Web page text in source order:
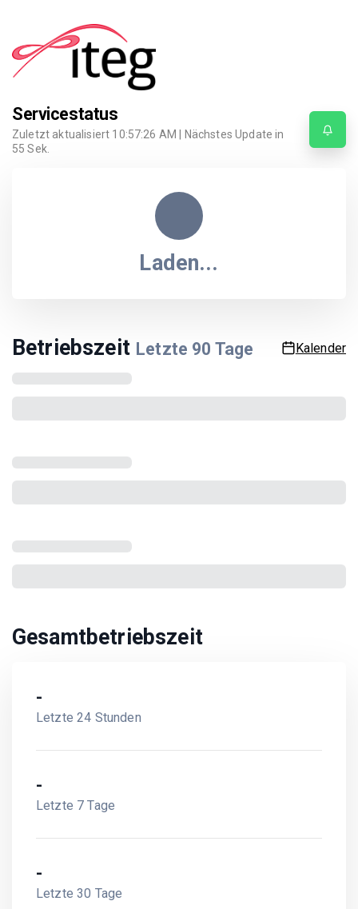
Servicestatus
Zuletzt aktualisiert 10:57:26 AM
| Nächstes Update in
55 Sek.
Laden...
Betriebszeit Letzte 90 Tage Kalender
Gesamtbetriebszeit
-
Letzte 24 Stunden
-
Letzte 7 Tage
-
Letzte 30 Tage